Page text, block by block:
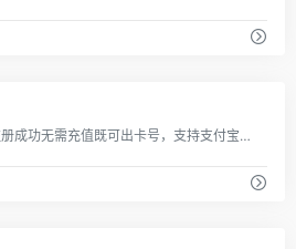
50美元起充，注册成功无需充值既可出卡号，支持支付宝充值